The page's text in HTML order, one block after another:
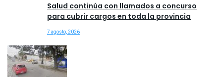
Salud continúa con llamados a concurso
para cubrir cargos en toda la provincia
7 agosto, 2026